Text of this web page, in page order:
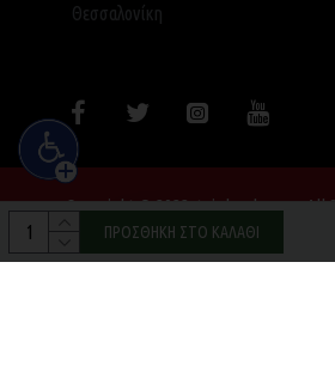
ΠΡΟΣΘΉΚΗ ΣΤΟ ΚΑΛΆΘΙ
Θεσσαλονίκη
Copyright © 2022, triplexshop.gr, All
with ❤ by SocialME